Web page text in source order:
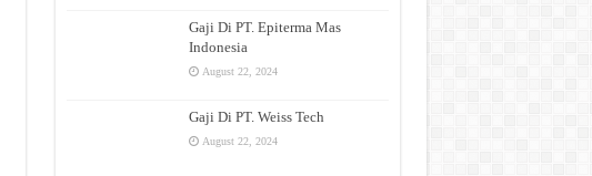
Gaji Di PT. Epiterma Mas
Indonesia
August 22, 2024
Gaji Di PT. Weiss Tech
August 22, 2024